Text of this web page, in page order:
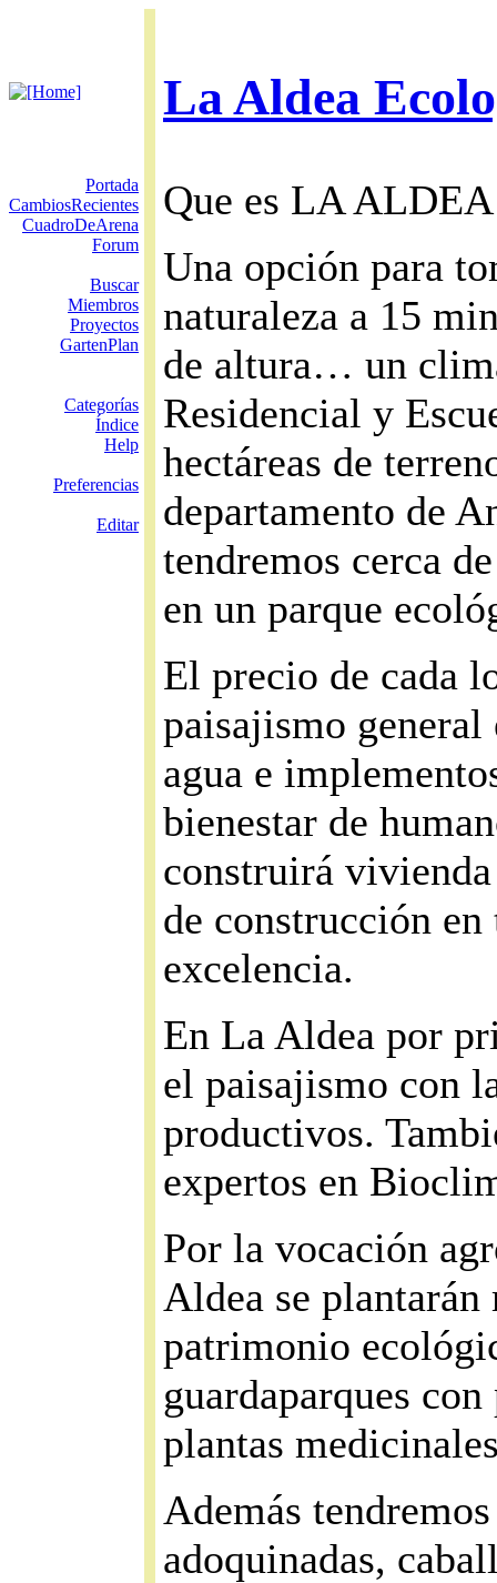
La Aldea
Portada
CambiosRecientes
CuadroDeArena
Forum
Buscar
Miembros
Proyectos
GartenPlan
Categorías
Índice
Help
Preferencias
Editar
Que es LA
Una opción para
naturaleza a 15
de altura… un
Residencial y
hectáreas de
departamento de
tendremos cerca
en un parque
El precio de cada
paisajismo
agua e
bienestar de
construirá vivienda
de construcción
excelencia.
En La Aldea por
el paisajismo con
productivos.
expertos en
Por la vocación
Aldea se
patrimonio
guardaparques
plantas
Además
adoquinadas,